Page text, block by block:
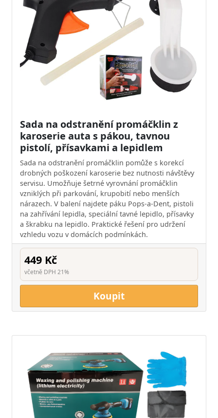
Sada na odstranění promáčklin z
karoserie auta s pákou, tavnou
pistolí, přísavkami a lepidlem
Sada na odstranění promáčklin pomůže s korekcí
drobných poškození karoserie bez nutnosti návštěvy
servisu. Umožňuje šetrné vyrovnání promáčklin
vzniklých při parkování, krupobití nebo menších
nárazech. V balení najdete páku Pops-a-Dent, pistoli
na zahřívání lepidla, speciální tavné lepidlo, přísavky
a škrabku na lepidlo. Praktické řešení pro udržení
vzhledu vozu v domácích podmínkách.
449 Kč
včetně DPH 21%
Koupit